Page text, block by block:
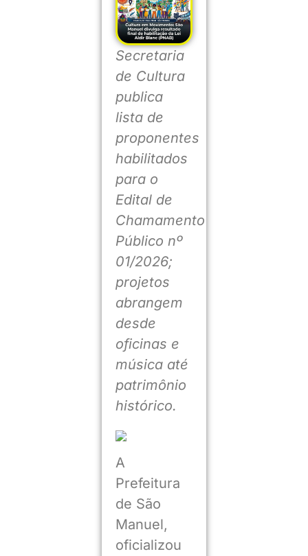
Secretaria
de Cultura
publica
lista de
proponentes
habilitados
para o
Edital de
Chamamento
Público nº
01/2026;
projetos
abrangem
desde
oficinas e
música até
patrimônio
histórico.
A
Prefeitura
de São
Manuel,
oficializou